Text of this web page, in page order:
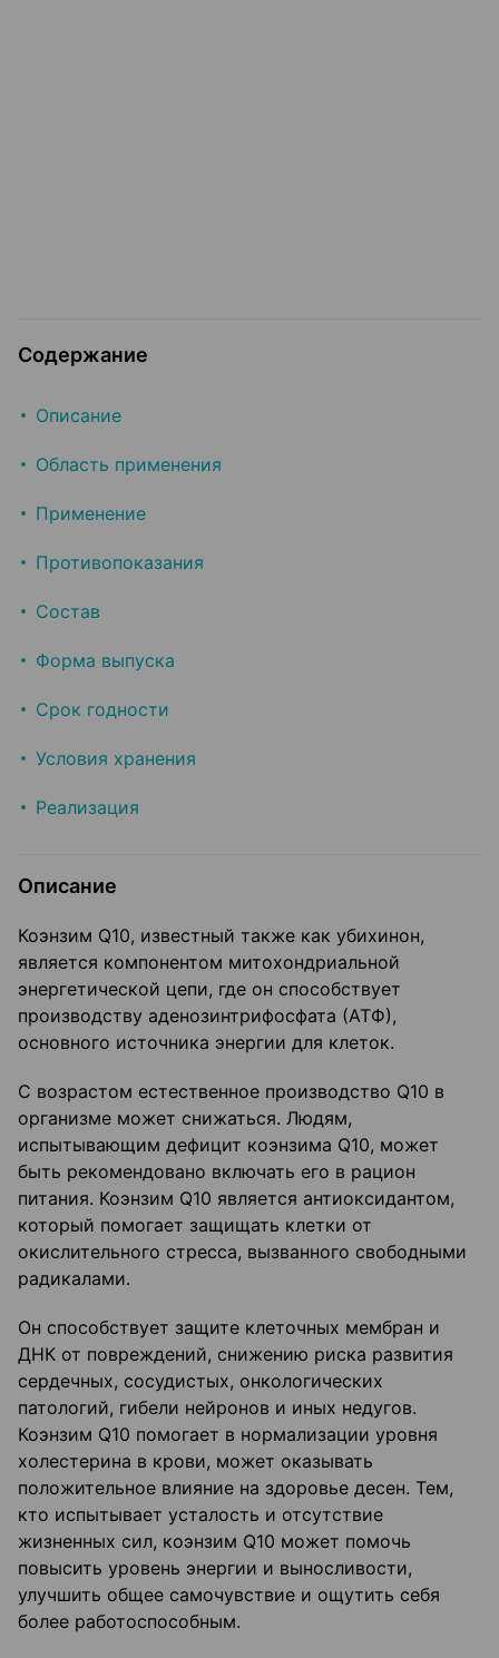
Содержание
Описание
Область применения
Применение
Противопоказания
Состав
Форма выпуска
Срок годности
Условия хранения
Реализация
Описание
Коэнзим Q10, известный также как убихинон,
является компонентом митохондриальной
энергетической цепи, где он способствует
производству аденозинтрифосфата (АТФ),
основного источника энергии для клеток.
С возрастом естественное производство Q10 в
организме может снижаться. Людям,
испытывающим дефицит коэнзима Q10, может
быть рекомендовано включать его в рацион
питания. Коэнзим Q10 является антиоксидантом,
который помогает защищать клетки от
окислительного стресса, вызванного свободными
радикалами.
Он способствует защите клеточных мембран и
ДНК от повреждений, снижению риска развития
сердечных, сосудистых, онкологических
патологий, гибели нейронов и иных недугов.
Коэнзим Q10 помогает в нормализации уровня
холестерина в крови, может оказывать
положительное влияние на здоровье десен. Тем,
кто испытывает усталость и отсутствие
жизненных сил, коэнзим Q10 может помочь
повысить уровень энергии и выносливости,
улучшить общее самочувствие и ощутить себя
более работоспособным.